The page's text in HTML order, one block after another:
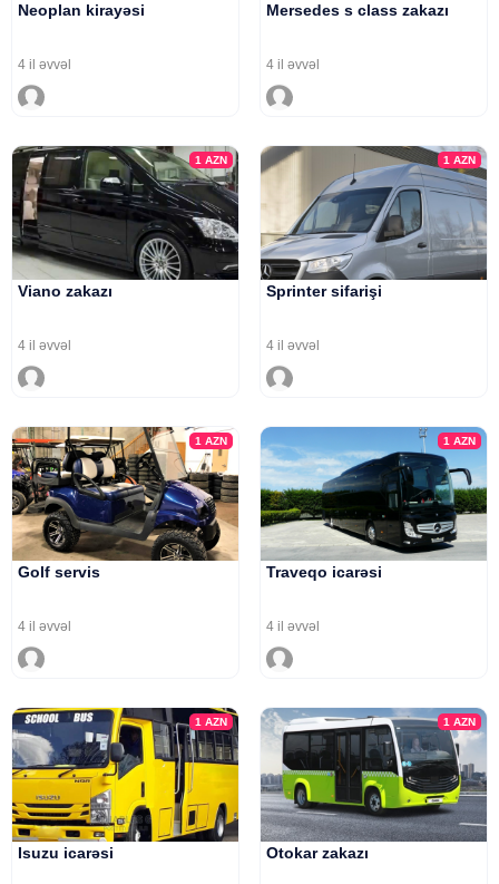
Neoplan kirayəsi
4 il əvvəl
Mersedes s class zakazı
4 il əvvəl
1AZN
Viano zakazı
4 il əvvəl
1 AZN
Sprinter sifarişi
4 il əvvəl
1AZN
Golf servis
4 il əvvəl
1 AZN
Traveqo icarəsi
4 il əvvəl
1AZN
Isuzu icarəsi
1 AZN
Otokar zakazı